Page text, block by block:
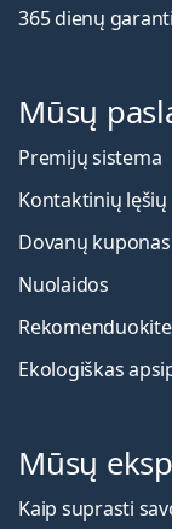
365 dienų
Mūsų
Premijų sistema
Kontaktinių
Dovanų kuponas
Nuolaidos
Ekologiškas
Mūsų
Kaip suprasti